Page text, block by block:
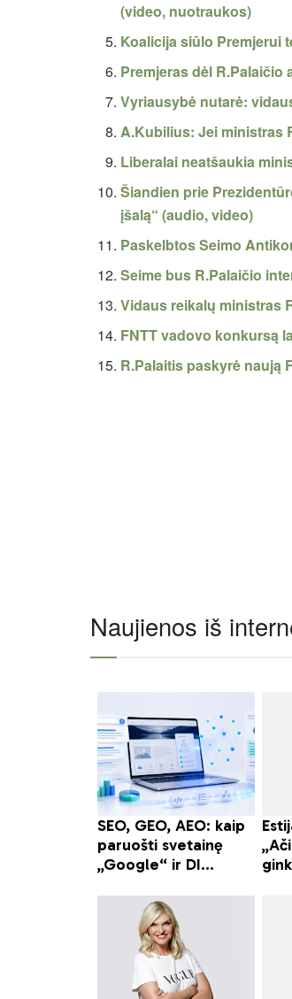
(video, nuotraukos)
Koalicija siūlo Premjerui
Premjeras dėl
Vyriausybė nutarė:
A.Kubilius: Jei ministras
Liberalai neatšaukia
Šiandien prie
įšalą“ (audio, video)
Paskelbtos Seimo
Seime bus R.Palaičio
Vidaus reikalų ministras
FNTT vadovo konkursą
R.Palaitis paskyrė naują
Naujienos iš